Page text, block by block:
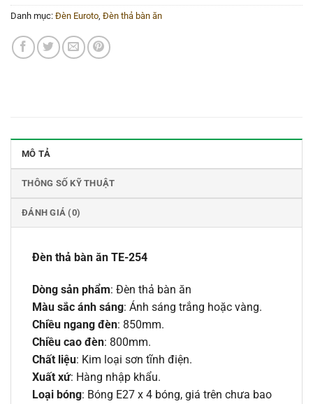
Danh mục: Đèn Euroto Đèn thả bàn ăn
MÔ TẢ
THÔNG SỐ KỸ THUẬT
ĐÁNH GIÁ (0)
Đèn thả bàn ăn TE-254
Dòng sản phẩm: Đèn thả bàn ăn
Màu sắc ánh sáng: Ánh sáng trắng hoặc vàng.
Chiều ngang đèn: 850mm.
Chiều cao đèn: 800mm.
Chất liệu: Kim loại sơn tĩnh điện.
Xuất xứ: Hàng nhập khẩu.
Loại bóng: Bóng E27 x 4 bóng, giá trên chưa bao